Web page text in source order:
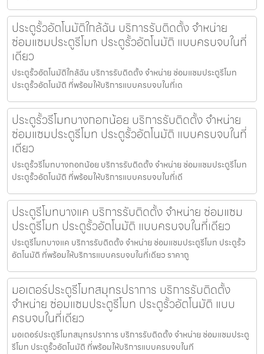
ประตูรั้วอัตโนมัติใกล้ฉัน บริการรับติดตั้ง จำหน่าย
ซ่อมแซมประตูรีโมท ประตูรั้วอัตโนมัติ แบบครบจบในที่
เดียว
ประตูรั้วอัตโนมัติใกล้ฉัน บริการรับติดตั้ง จำหน่าย ซ่อมแซมประตูรีโมท
ประตูรั้วอัตโนมัติ ที่พร้อมให้บริการแบบครบจบในที่เด
ประตูรั้วรีโมทบางกอกน้อย บริการรับติดตั้ง จำหน่าย
ซ่อมแซมประตูรีโมท ประตูรั้วอัตโนมัติ แบบครบจบในที่
เดียว
ประตูรั้วรีโมทบางกอกน้อย บริการรับติดตั้ง จำหน่าย ซ่อมแซมประตูรีโมท
ประตูรั้วอัตโนมัติ ที่พร้อมให้บริการแบบครบจบในที่เดี
ประตูรีโมทบางแค บริการรับติดตั้ง จำหน่าย ซ่อมแซม
ประตูรีโมท ประตูรั้วอัตโนมัติ แบบครบจบในที่เดียว
ประตูรีโมทบางแค บริการรับติดตั้ง จำหน่าย ซ่อมแซมประตูรีโมท ประตูรั้ว
อัตโนมัติ ที่พร้อมให้บริการแบบครบจบในที่เดียว ราคาถู
มอเตอร์ประตูรีโมทสมุทรปราการ บริการรับติดตั้ง
จำหน่าย ซ่อมแซมประตูรีโมท ประตูรั้วอัตโนมัติ แบบ
ครบจบในที่เดียว
มอเตอร์ประตูรีโมทสมุทรปราการ บริการรับติดตั้ง จำหน่าย ซ่อมแซมประตู
รีโมท ประตูรั้วอัตโนมัติ ที่พร้อมให้บริการแบบครบจบในที